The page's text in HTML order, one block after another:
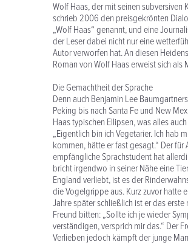
Wolf Haas, der mit seinen
schrieb 2006 den preisgekrönten
„Wolf Haas“ genannt, und eine
der Leser dabei nicht nur eine
Autor verworfen hat. An diesen
Roman von Wolf Haas erweist sich
Die Gemachtheit der Sprache
Denn auch Benjamin Lee
Peking bis nach Santa Fe und New
Haas typischen Ellipsen, was alles
„Eigentlich bin ich Vegetarier. Ich hab
kommen, hätte er fast gesagt.“ Der
empfängliche Sprachstudent hat
bricht irgendwo in seiner Nähe eine
England verliebt, ist es der
die Vogelgrippe aus. Kurz zuvor hatte
Jahre später schließlich ist er das
Freund bitten: „Sollte ich je wieder
verständigen, versprich mir das.“ Der
Verlieben jedoch kämpft der junge